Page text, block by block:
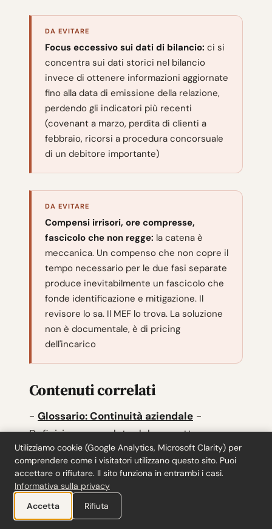
DA EVITARE
Focus eccessivo sui dati di bilancio: ci si
concentra sui dati storici nel bilancio
invece di ottenere informazioni aggiornate
fino alla data di emissione della relazione,
perdendo gli indicatori più recenti
(covenant a marzo, perdita di clienti a
febbraio, ricorsi a procedura concorsuale
di un debitore importante)
DA EVITARE
Compensi irrisori, ore compresse,
fascicolo che non regge: la catena è
meccanica. Un compenso che non copre il
tempo necessario per le due fasi separate
produce inevitabilmente un fascicolo che
fonde identificazione e mitigazione. Il
revisore lo sa. Il MEF lo trova. La soluzione
non è documentale, è di pricing
dell'incarico
Contenuti correlati
- Glossario: Continuità aziendale -
Definizione completa del concetto e
requisiti ISA 570 per la documentazione
-Strumento: Calcolatore di indicatori
finanziari- Calcola automaticamente i
rapporti di liquidità e solvibilità per
Utilizziamo cookie (Google Analytics, Microsoft Clarity) per
comprendere come i visitatori utilizzano questo sito. Puoi
accettare o rifiutare. Il sito funziona in entrambi i casi.
Informativa sulla privacy
Accetta
Rifiuta